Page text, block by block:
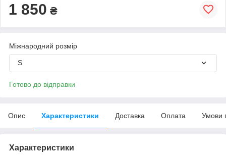
1 850 ₴
Міжнародний розмір
S
Готово до відправки
Опис Характеристики Доставка Оплата Умови
Характеристики